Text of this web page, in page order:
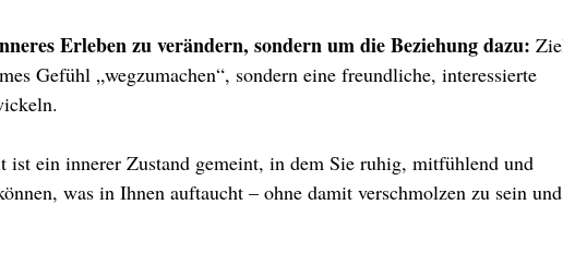
Erleben zu verändern, sondern um die Beziehung dazu:
Gefühl „wegzumachen“, sondern eine freundliche, interessierte
ist ein innerer Zustand gemeint, in dem Sie ruhig, mitfühlend und
was in Ihnen auftaucht – ohne damit verschmolzen zu sein und